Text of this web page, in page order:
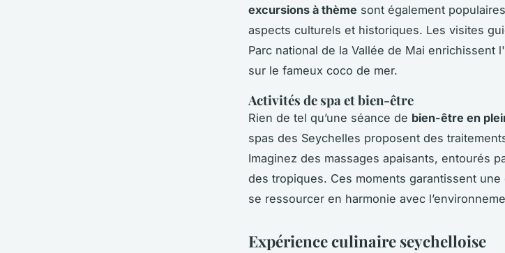
excursions à thème sont également
aspects culturels et historiques. Les visites
Parc national de la Vallée de Mai enrichissent
sur le fameux coco de mer.
Activités de spa et bien-être
Rien de tel qu’une séance de bien-être en
spas des Seychelles proposent des
Imaginez des massages apaisants, entourés
des tropiques. Ces moments garantissent
se ressourcer en harmonie avec
Expérience culinaire seychelloise